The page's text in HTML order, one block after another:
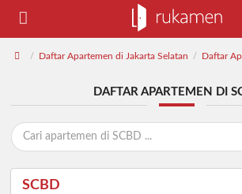
/ Daftar Apartemen di Jakarta Selatan / Daftar
DAFTAR APARTEMEN DI
SCBD